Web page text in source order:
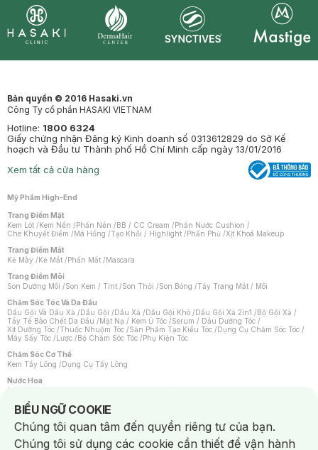
Bản quyền © 2016 Hasaki.vn
Công Ty cổ phần HASAKI VIETNAM
Hotline: 1800 6324
Giấy chứng nhận Đăng ký Kinh doanh số 0313612829 do Sở Kế
hoạch và Đầu tư Thành phố Hồ Chí Minh cấp ngày 13/01/2016
Xem tất cả cửa hàng
Mỹ Phẩm High-End
Trang Điểm Mặt
Kem Lót /Kem Nền /Phấn Nền /BB / CC Cream /Phấn Nước Cushion /
Che Khuyết Điểm /Má Hồng /Tạo Khối / Highlight /Phấn Phủ /Xịt Khoá Makeup
Trang Điểm Mắt
Kẻ Mày /Kẻ Mắt /Phấn Mắt /Mascara
Trang Điểm Môi
Son Dưỡng Môi /Son Kem / Tint /Son Thỏi /Son Bóng /Tẩy Trang Mắt / Môi
Chăm Sóc Tóc Và Da Đầu
Dầu Gội Và Dầu Xả /Dầu Gội /Dầu Xả /Dầu Gội Khô /Dầu Gội Xả 2in1 /Bộ Gội Xả /
Tẩy Tế Bào Chết Da Đầu /Mặt Nạ / Kem Ủ Tóc /Serum / Dầu Dưỡng Tóc /
Xịt Dưỡng Tóc /Thuốc Nhuộm Tóc /Sản Phẩm Tạo Kiểu Tóc /Dụng Cụ Chăm Sóc Tóc /
Máy Sấy Tóc /Lược /Bộ Chăm Sóc Tóc /Phụ Kiện Tóc
Chăm Sóc Cơ Thể
Kem Tẩy Lông /Dụng Cụ Tẩy Lông
Nước Hoa
Nước Hoa Nữ
Chăm Sóc Cá Nhân
Chống Muỗi /Khẩu Trang /Máy Massage/Mặt Nạ Xông Hơi /Nước Rửa Tay/
Sản Phẩm Chăm Sóc Khác /Bàn Chải Đánh Răng /Bàn Chải Điện/
Hỗ Trợ Trắng Răng/Kem Đánh Răng /Máy Tăm Nước/ Nước Súc Miệng/
BIỂU NGỮ COOKIE
Notice about cookies usage
Chúng tôi quan tâm đến quyền riêng tư của bạn.
Chúng tôi sử dụng các cookie cần thiết để vận hành